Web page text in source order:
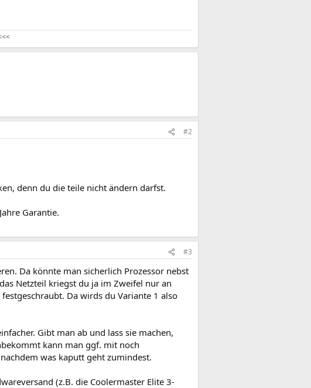
<<
#2
denn du die teile nicht ändern darfst.
Garantie.
#3
Da könnte man sicherlich Prozessor nebst
Netzteil kriegst du ja im Zweifel nur an
Da wirds du Variante 1 also
Gibt man ab und lass sie machen,
kann man ggf. mit noch
was kaputt geht zumindest.
(z.B. die Coolermaster Elite 3-